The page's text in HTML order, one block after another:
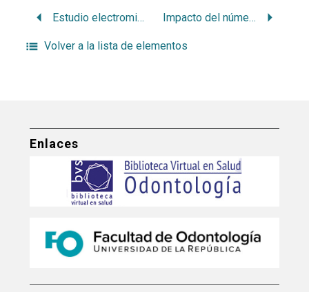
Estudio electromiografico en niños con trastornos deglutorios de primera fase tratados mediante reeducación funcional Impacto del número de controles en la salud bucal de los pacientes atendidos en la clínica de odontopediatria
Volver a la lista de elementos
Enlaces